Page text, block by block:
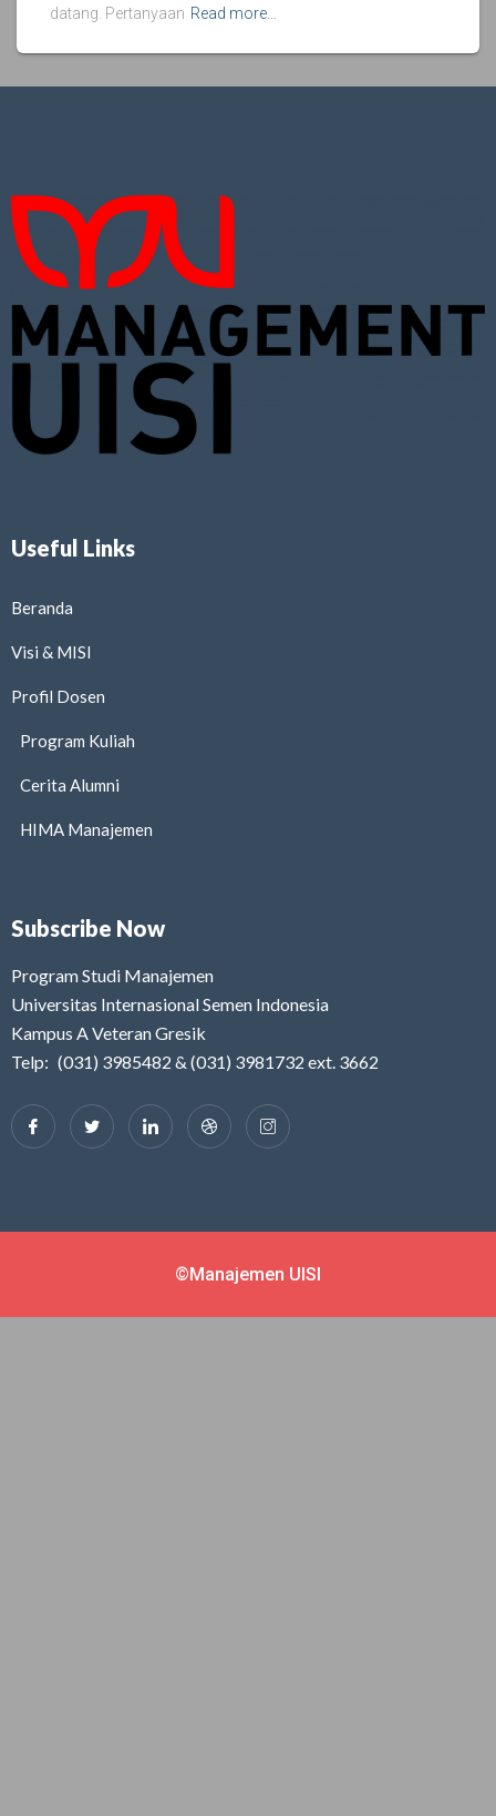
datang. Pertanyaan Read more…
Useful Links
Beranda
Visi & MISI
Profil Dosen
Program Kuliah
Cerita Alumni
HIMA Manajemen
Subscribe Now
Program Studi Manajemen
Universitas Internasional Semen Indonesia
Kampus A Veteran Gresik
Telp: (031) 3985482 & (031) 3981732 ext. 3662
©Manajemen UISI